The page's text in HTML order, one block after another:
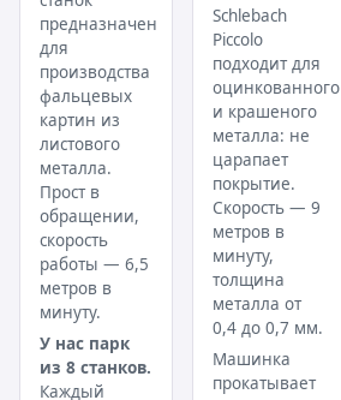
предназначен
для
производства
фальцевых
картин из
листового
металла.
Прост в
обращении,
скорость
работы — 6,5
метров в
минуту.
У нас парк
из 8 станков.
Каждый
Schlebach
Piccolo
подходит для
оцинкованного
и крашеного
металла: не
царапает
покрытие.
Скорость — 9
метров в
минуту,
толщина
металла от
0,4 до 0,7 мм.
Машинка
прокатывает